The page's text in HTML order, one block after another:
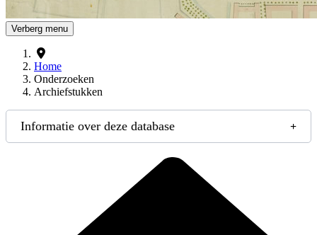
Verberg menu
Home
Onderzoeken
Archiefstukken
Informatie over deze database